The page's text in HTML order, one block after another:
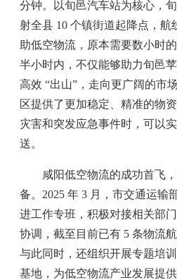
分钟。以旬邑汽车站为核心，
射全县 10 个镇街道起降点，航
助低空物流，原本需要数小时
半小时内，不仅能够助力旬邑
高效 “出山”，走向更广阔的市
区提供了更加稳定、精准的物
灾害和突发应急事件时，可以
送。
咸阳低空物流的成功首飞，
备。2025 年 3 月，市交通运输
进工作专班，积极对接相关部
协调，截至目前已有 5 条物流
与此同时，还组织开展专题培
基地，为低空物流产业发展提